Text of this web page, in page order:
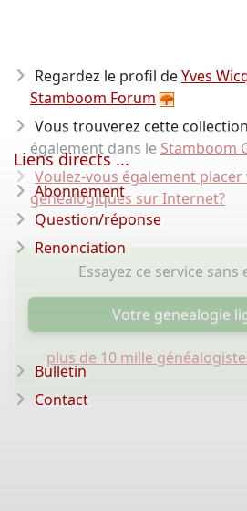
Regardez le profil deYves
Stamboom Forum
Vous trouverez cette
également dans le Stamboom
Voulez-vous également placer
généalogiques sur Internet?
Essayez ce service
Votre genealogie
plus de 10 mille
Liens directs ...
Abonnement
Question/réponse
Renonciation
Bulletin
Contact